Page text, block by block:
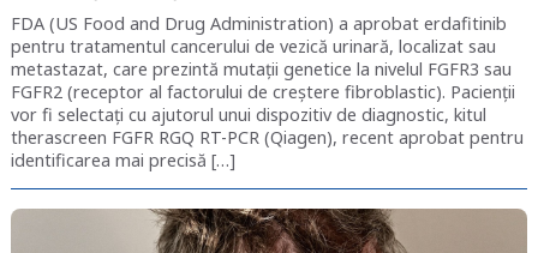
FDA (US Food and Drug Administration) a aprobat erdafitinib
pentru tratamentul cancerului de vezică urinară, localizat sau
metastazat, care prezintă mutații genetice la nivelul FGFR3 sau
FGFR2 (receptor al factorului de creștere fibroblastic). Pacienții
vor fi selectați cu ajutorul unui dispozitiv de diagnostic, kitul
therascreen FGFR RGQ RT-PCR (Qiagen), recent aprobat pentru
identificarea mai precisă […]